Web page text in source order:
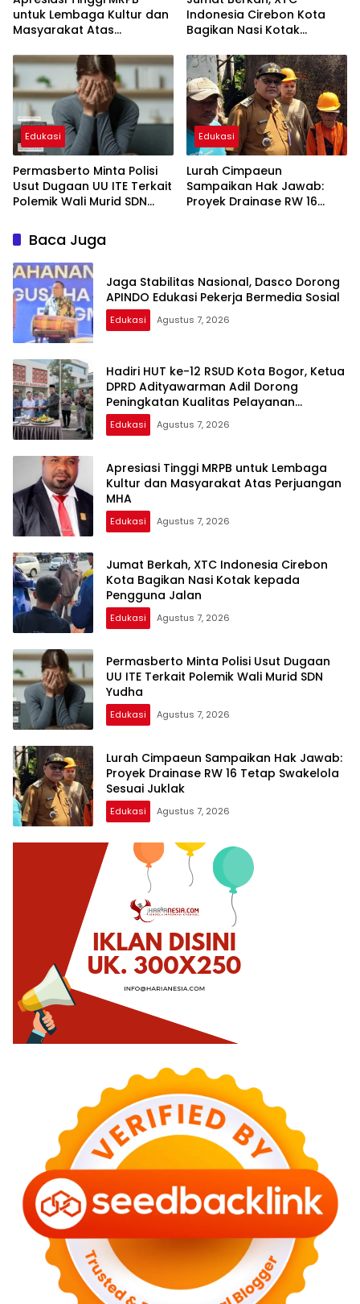
untuk Lembaga Kultur dan
Masyarakat Atas
Indonesia Cirebon Kota
Bagikan Nasi Kotak
Edukasi
Permasberto Minta Polisi
Usut Dugaan UU ITE Terkait
Polemik Wali Murid SDN
Edukasi
Lurah Cimpaeun
Sampaikan Hak Jawab:
Proyek Drainase RW 16
Baca Juga
Jaga Stabilitas Nasional, Dasco Dorong
APINDO Edukasi Pekerja Bermedia Sosial
Edukasi Agustus 7, 2026
Hadiri HUT ke-12 RSUD Kota Bogor, Ketua
DPRD Adityawarman Adil Dorong
Peningkatan Kualitas Pelayanan
Kesehatan
Edukasi Agustus 7, 2026
Apresiasi Tinggi MRPB untuk Lembaga
Kultur dan Masyarakat Atas Perjuangan
MHA
Edukasi Agustus 7, 2026
Jumat Berkah, XTC Indonesia Cirebon
Kota Bagikan Nasi Kotak kepada
Pengguna Jalan
Edukasi Agustus 7, 2026
Permasberto Minta Polisi Usut Dugaan
UU ITE Terkait Polemik Wali Murid SDN
Yudha
Edukasi Agustus 7, 2026
Lurah Cimpaeun Sampaikan Hak Jawab:
Proyek Drainase RW 16 Tetap Swakelola
Sesuai Juklak
Edukasi Agustus 7, 2026